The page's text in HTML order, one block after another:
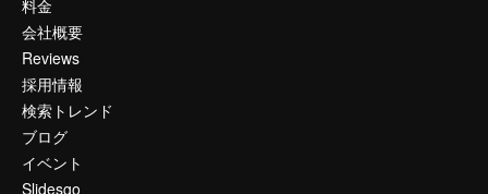
料金
会社概要
Reviews
採用情報
検索トレンド
ブログ
イベント
Slidesgo